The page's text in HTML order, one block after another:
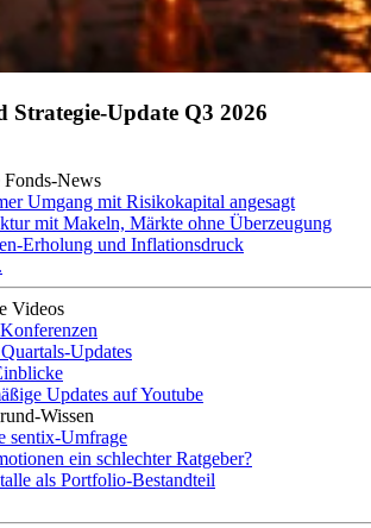
Strategie-Update Q3 2026
Fonds-News
Umgang mit Risikokapital angesagt
mit Makeln, Märkte ohne Überzeugung
Erholung und Inflationsdruck
Videos
Updates
Updates auf Youtube
Wissen
sentix-Umfrage
ein schlechter Ratgeber?
als Portfolio-Bestandteil